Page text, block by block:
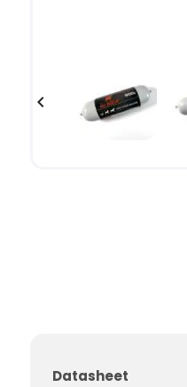

Datasheet